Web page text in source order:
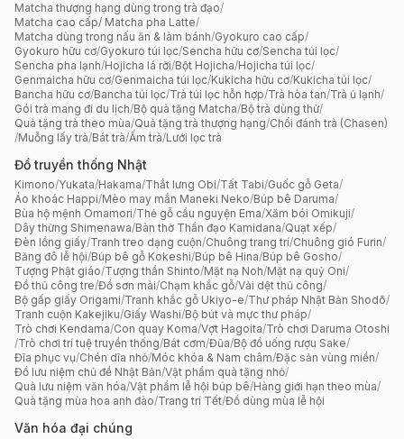
Matcha thượng hạng dùng trong trà đạo/
Matcha cao cấp/ Matcha pha Latte/
Matcha dùng trong nấu ăn & làm bánh/Gyokuro cao cấp/
Gyokuro hữu cơ/Gyokuro túi lọc/Sencha hữu cơ/Sencha túi lọc/
Sencha pha lạnh/Hojicha lá rời/Bột Hojicha/Hojicha túi lọc/
Genmaicha hữu cơ/Genmaicha túi lọc/Kukicha hữu cơ/Kukicha túi lọc/
Bancha hữu cơ/Bancha túi lọc/Trà túi lọc hỗn hợp/Trà hòa tan/Trà ủ lạnh/
Gói trà mang đi du lịch/Bộ quà tặng Matcha/Bộ trà dùng thử/
Quà tặng trà theo mùa/Quà tặng trà thượng hạng/Chổi đánh trà (Chasen)
/Muỗng lấy trà/Bát trà/Ấm trà/Lưới lọc trà
Đồ truyền thống Nhật
Kimono/Yukata/Hakama/Thắt lưng Obi/Tất Tabi/Guốc gỗ Geta/
Áo khoác Happi/Mèo may mắn Maneki Neko/Búp bê Daruma/
Bùa hộ mệnh Omamori/Thẻ gỗ cầu nguyện Ema/Xăm bói Omikuji/
Dây thừng Shimenawa/Bàn thờ Thần đạo Kamidana/Quạt xếp/
Đèn lồng giấy/Tranh treo dạng cuộn/Chuông trang trí/Chuông gió Furin/
Băng đô lễ hội/Búp bê gỗ Kokeshi/Búp bê Hina/Búp bê Gosho/
Tượng Phật giáo/Tượng thần Shinto/Mặt nạ Noh/Mặt nạ quỷ Oni/
Đồ thủ công tre/Đồ sơn mài/Chạm khắc gỗ/Vải dệt thủ công/
Bộ gấp giấy Origami/Tranh khắc gỗ Ukiyo-e/Thư pháp Nhật Bản Shodō/
Tranh cuộn Kakejiku/Giấy Washi/Bộ bút và mực thư pháp/
Trò chơi Kendama/Con quay Koma/Vợt Hagoita/Trò chơi Daruma Otoshi
/Trò chơi trí tuệ truyền thống/Bát cơm/Đũa/Bộ đồ uống rượu Sake/
Đĩa phục vụ/Chén dĩa nhỏ/Móc khóa & Nam châm/Đặc sản vùng miền/
Đồ lưu niệm chủ đề Nhật Bản/Vật phẩm quà tặng nhỏ/
Quà lưu niệm văn hóa/Vật phẩm lễ hội búp bê/Hàng giới hạn theo mùa/
Quà tặng mùa hoa anh đào/Trang trí Tết/Đồ dùng mùa lễ hội
Văn hóa đại chúng